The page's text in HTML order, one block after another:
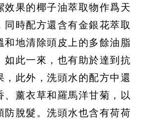
效果的椰子油萃取物作爲天
同時配方還含有金銀花萃取
和地清除頭皮上的多餘油脂
如此一來，也有助於達到抗
，此外，洗頭水的配方中還
、薰衣草和羅馬洋甘菊，以
防脫髮。洗頭水也含有荷荷